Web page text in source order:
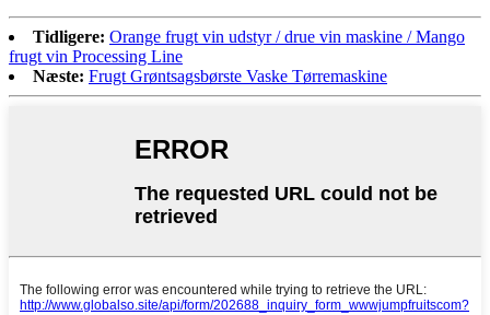
Tidligere: Orange frugt vin udstyr / drue vin maskine / Mango
frugt vin Processing Line
Næste: Frugt Grøntsagsbørste Vaske Tørremaskine